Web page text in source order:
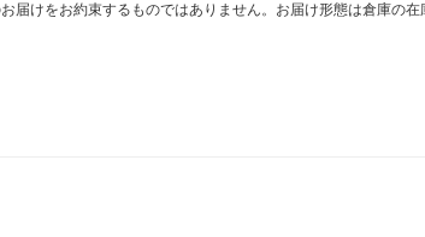
届けをお約束するものではありません。お届け形態は倉庫の